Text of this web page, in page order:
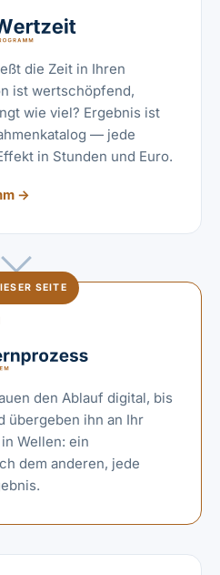
die Zeit in Ihren
ist wertschöpfend,
wie viel? Ergebnis ist
— jede
in Stunden und Euro.
→
SEITE
den Ablauf digital, bis
übergeben ihn an Ihr
Wellen: ein
dem anderen, jede